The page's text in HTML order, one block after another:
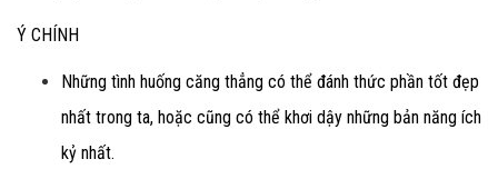
Ý CHÍNH
Những tình huống căng thẳng có thể đánh thức phần tốt đẹp
nhất trong ta, hoặc cũng có thể khơi dậy những bản năng ích
kỷ nhất.